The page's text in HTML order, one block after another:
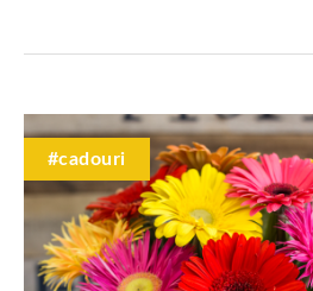
#cadouri